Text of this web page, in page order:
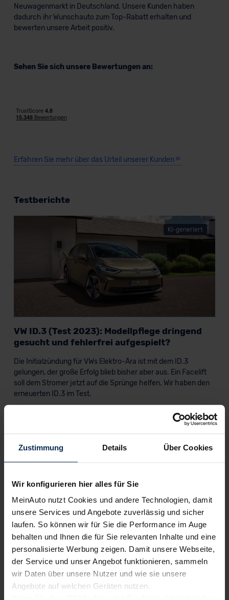
Zustimmung Details Über Cookies
Wir konfigurieren hier alles für Sie
MeinAuto nutzt Cookies und andere Technologien, damit
unsere Services und Angebote zuverlässig und sicher
laufen. So können wir für Sie die Performance im Auge
behalten und Ihnen die für Sie relevanten Inhalte und eine
personalisierte Werbung zeigen. Damit unsere Webseite,
der Service und unser Angebot funktionieren, sammeln
wir Daten über unsere Nutzer und wie sie unsere
Angebote auf welchen Geräten nutzen.
Neuwagenmarkt in Deutschland. Unsere Kunden haben
dadurch ihr Wunschauto zum Top-Rabatt erhalten und
bewerten unsere Arbeit positiv.
Sehen Sie sich unsere Bewertungen an:
Erfahren Sie mehr über das Urteil unserer Kunden
Testberichte
KI-generiert
VW ID.3 (Test 2023): Modellpflege dringend
gesucht und fehlerfrei aufgespielt?
Die Initialzündung für VWs Elektro-Ära ist mit dem ID.3
gelungen, der große Erfolg blieb bisher aber aus. Ein Facelift
soll dem Stromer jetzt auf die Sprünge helfen. Wir haben den
erneuerten ID.3 im Test.
KI-generiert